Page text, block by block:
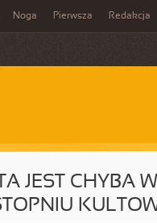
Noga Pierwsza Redakcja
JEST CHYBA